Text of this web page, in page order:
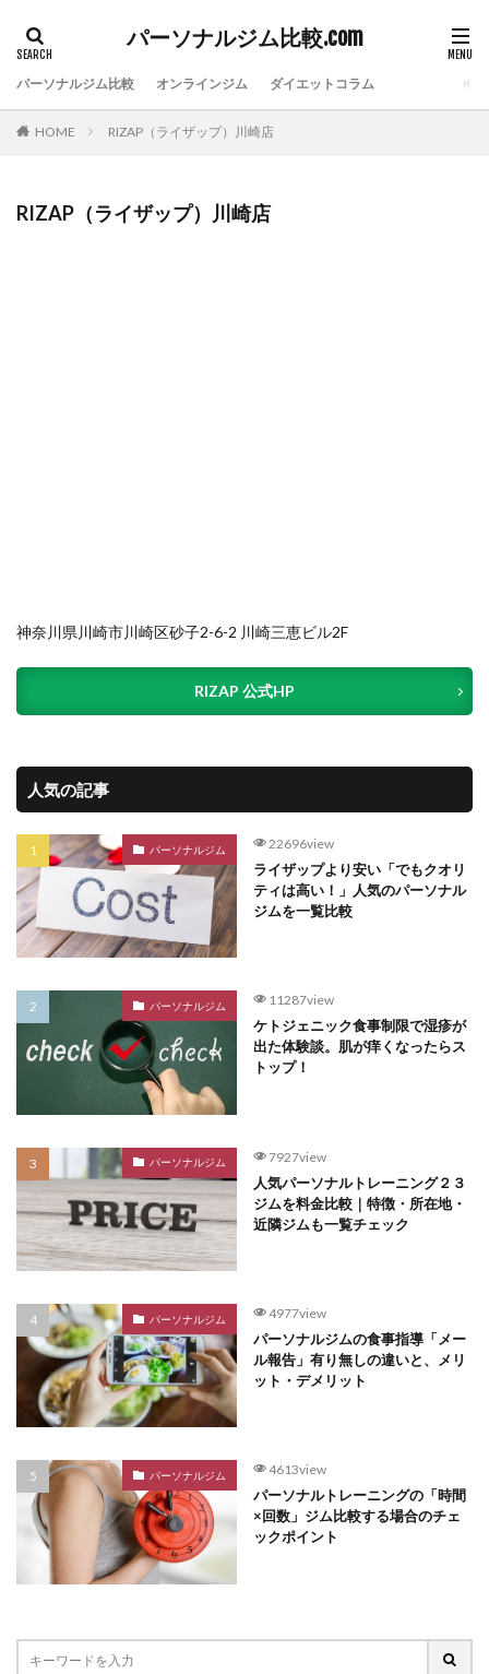
パーソナルジム比較.com
パーソナルジム比較 オンラインジム ダイエットコラム
HOME RIZAP（ライザップ）川崎店
RIZAP（ライザップ）川崎店
神奈川県川崎市川崎区砂子2-6-2 川崎三恵ビル2F
RIZAP 公式HP
人気の記事
パーソナルジム 22696view
ライザップより安い「でもクオリ
ティは高い！」人気のパーソナル
ジムを一覧比較
パーソナルジム 11287view
ケトジェニック食事制限で湿疹が
出た体験談。肌が痒くなったらス
トップ！
パーソナルジム 7927view
人気パーソナルトレーニング２３
ジムを料金比較｜特徴・所在地・
近隣ジムも一覧チェック
パーソナルジム 4977view
パーソナルジムの食事指導「メー
ル報告」有り無しの違いと、メリ
ット・デメリット
パーソナルジム 4613view
パーソナルトレーニングの「時間
×回数」ジム比較する場合のチェ
ックポイント